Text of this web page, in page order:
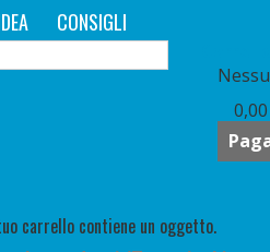
CONSIGLI
carrello contiene un oggetto.